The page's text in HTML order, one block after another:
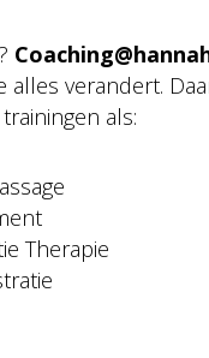
alles verandert.
als:
Therapie